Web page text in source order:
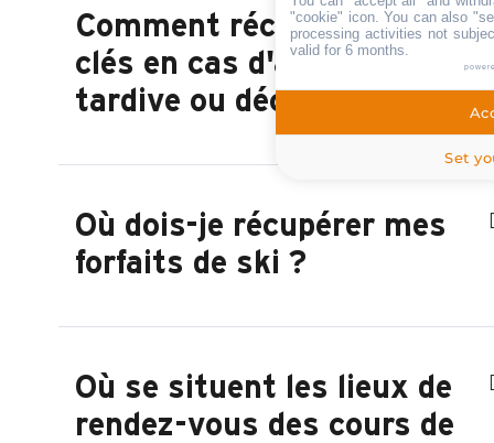
Comment récupérer les
clés en cas d'arrivée
tardive ou décalée ?
Où dois-je récupérer mes
forfaits de ski ?
Où se situent les lieux de
rendez-vous des cours de
"cookie" icon. You can also
processing activities not
valid for 6 months.
Set